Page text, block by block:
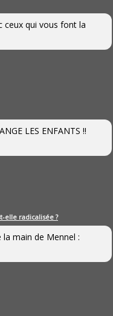
ceux qui vous font la
LES ENFANTS !!
elle radicalisée ?
la main de Mennel :